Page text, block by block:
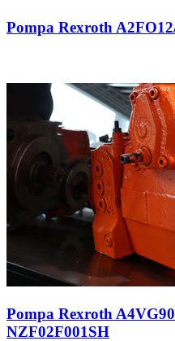
Pompa Rexroth
Pompa Rexroth
NZF02F001SH